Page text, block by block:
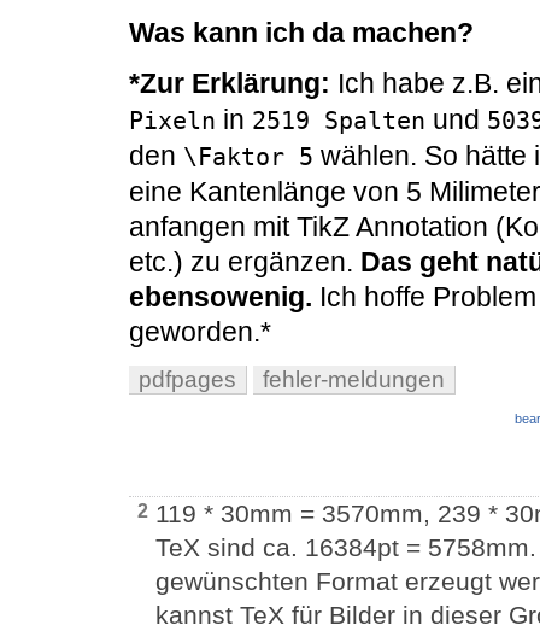
Was kann ich da machen?
*Zur Erklärung: Ich habe z.B.
Pixeln in 2519 Spalten und
den \Faktor 5 wählen. So hätte
eine Kantenlänge von 5
anfangen mit TikZ Annotation
etc.) zu ergänzen. Das geht
ebensowenig. Ich hoffe
geworden.*
pdfpages fehler-meldungen
2 119 * 30mm = 3570mm, 239 *
TeX sind ca. 16384pt =
gewünschten Format erzeugt
kannst TeX für Bilder in dieser